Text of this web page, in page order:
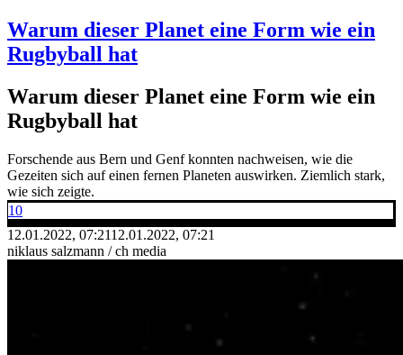
Warum dieser Planet eine Form wie ein
Rugbyball hat
Warum dieser Planet eine Form wie ein
Rugbyball hat
Forschende aus Bern und Genf konnten nachweisen, wie die
Gezeiten sich auf einen fernen Planeten auswirken. Ziemlich stark,
wie sich zeigte.
10
12.01.2022, 07:2112.01.2022, 07:21
niklaus salzmann / ch media